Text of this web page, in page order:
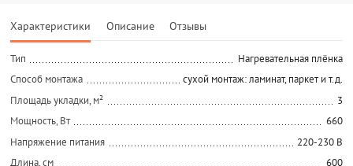
Характеристики Описание Отзывы
Тип
Нагревательная плёнка
Способ монтажа
сухой монтаж: ламинат, паркет и т.д.
Площадь укладки, м²
3
Мощность, Вт
660
Напряжение питания
220-230 В
Длина, см
600